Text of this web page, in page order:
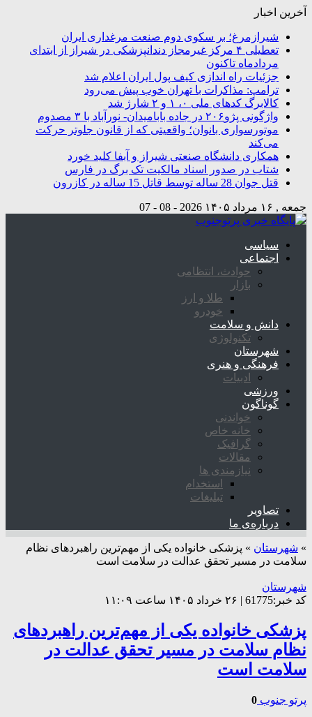
آخرین اخبار
شیرازمرغ؛ بر سکوی دوم صنعت مرغداری ایران
تعطیلی ۴ مرکز غیرمجاز دندانپزشکی در شیراز از ابتدای
مردادماه تاکنون
جزئیات راه اندازی کیف پول ایران اعلام شد
ترامپ: مذاکرات با تهران خوب پیش می‌رود
کالابرگ کدهای ملی ۰، ۱ و ۲ شارژ شد
واژگونی پژو۲۰۶ در جاده بابامیدان- نورآباد با ۳ مصدوم
موتورسواری بانوان؛ واقعیتی که از قانون جلوتر حرکت
می‌کند
همکاری دانشگاه صنعتی شیراز و آبفا کلید خورد
شتاب در صدور اسناد مالکیت تک برگ در فارس
قتل جوان 28 ساله توسط قاتل 15 ساله در کازرون
جمعه , ۱۶ مرداد ۱۴۰۵ 2026 - 08 - 07
سیاسی
اجتماعی
حوادث، انتظامی
بازار
طلا و ارز
خودرو
دانش و سلامت
تکنولوژی
شهرستان
فرهنگی و هنری
ادبیات
ورزشی
گوناگون
خواندنی
خانه خاص
گرافیک
مقالات
نیازمندی ها
استخدام
تبلیغات
تصاویر
درباره‌ی ما
» شهرستان » پزشکی خانواده یکی از مهم‌ترین راهبردهای نظام
سلامت در مسیر تحقق عدالت در سلامت است
شهرستان
کد خبر:61775 | ۲۶ خرداد ۱۴۰۵ ساعت ۱۱:۰۹
پزشکی خانواده یکی از مهم‌ترین راهبردهای
نظام سلامت در مسیر تحقق عدالت در
سلامت است
پرتو جنوب 0